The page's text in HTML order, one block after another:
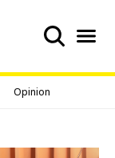
Opinion